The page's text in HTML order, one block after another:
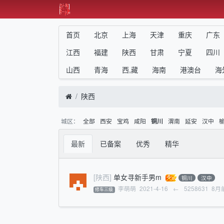
首页 北京 上海 天津 重庆
广东
江西
福建 陕西 甘肃 宁夏
四川
山西
青海 西,藏 海南 港澳台 海
陕西
城区： 全部 西安 宝鸡 咸阳 铜川 渭南 延安 汉中
最新 已备案 优秀 精华
[陕西] 单女寻新手男m 铜川 汉中
修车三级 李萌萌 2021-4-16 ← 5258631 8月